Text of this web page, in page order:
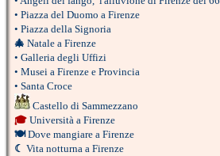
• Piazza del Duomo a Firenze
• Piazza della Signoria
🎄 Natale a Firenze
• Galleria degli Uffizi
• Musei a Firenze e Provincia
• Santa Croce
Castello di Sammezzano
🎓 Università a Firenze
🍽 Dove mangiare a Firenze
☾ Vita notturna a Firenze